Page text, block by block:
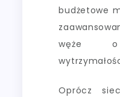
budżetowe
węże o
Oprócz